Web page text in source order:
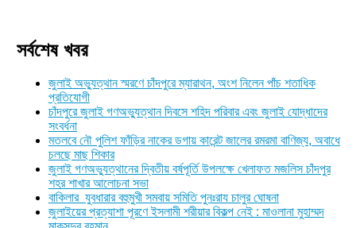
সর্বশেষ খবর
জুলাই অভ্যুত্থান স্মরণে চাঁদপুরে ম্যারাথন, অংশ নিলেন পাঁচ শতাধিক
প্রতিযোগী
চাঁদপুরে জুলাই গণঅভ্যুত্থান দিবসে শহিদ পরিবার এবং জুলাই যোদ্ধাদের
সংবর্ধনা
মতলবে নৌ পুলিশ ফাঁড়ির নাকের ডগায় কারেন্ট জালের রমরমা বাণিজ্য, অবাধে
চলছে মাছ শিকার
জুলাই গণঅভ্যুত্থানের দ্বিতীয় বর্ষপূর্তি উপলক্ষে খেলাফত মজলিস চাঁদপুর
শহর শাখার আলোচনা সভা
বাকিলার যুবধারার বহুমুখী সমবায় সমিতি পুনঃরায চালুর ঘোষনা
জুলাইয়ের প্রত্যাশা পূরণে ইসলামী শরীয়ার বিকল্প নেই : মাওলানা মুহাম্মদ